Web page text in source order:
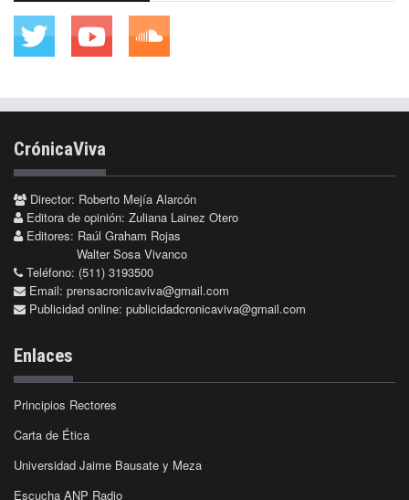
CrónicaViva
Director: Roberto Mejía Alarcón
Editora de opinión: Zuliana Lainez Otero
Editores: Raúl Graham Rojas
Walter Sosa Vivanco
Teléfono: (511) 3193500
Email: prensacronicaviva@gmail.com
Publicidad online: publicidadcronicaviva@gmail.com
Enlaces
Principios Rectores
Carta de Ética
Universidad Jaime Bausate y Meza
Escucha ANP Radio